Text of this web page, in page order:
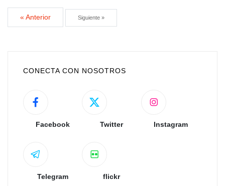
« Anterior Siguiente »
CONECTA CON NOSOTROS
Facebook Twitter Instagram
Telegram flickr